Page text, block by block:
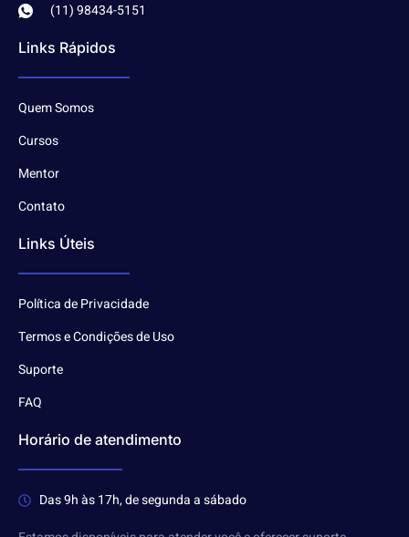
(11) 98434-5151
Links Rápidos
Quem Somos
Cursos
Mentor
Contato
Links Úteis
Política de Privacidade
Termos e Condições de Uso
Suporte
FAQ
Horário de atendimento
Das 9h às 17h, de segunda a sábado